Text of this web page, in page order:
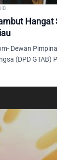
Hangat
Dewan
(DPD GTAB)